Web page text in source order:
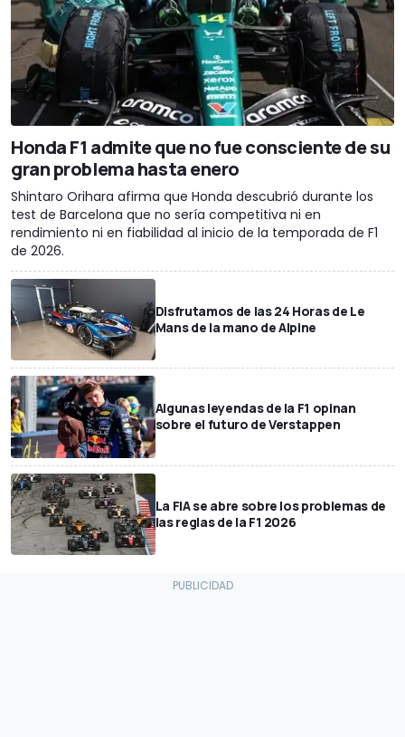
Honda F1 admite que no fue consciente de su
gran problema hasta enero
Shintaro Orihara afirma que Honda descubrió durante los
test de Barcelona que no sería competitiva ni en
rendimiento ni en fiabilidad al inicio de la temporada de F1
de 2026.
Disfrutamos de las 24 Horas de Le
Mans de la mano de Alpine
Algunas leyendas de la F1 opinan
sobre el futuro de Verstappen
La FIA se abre sobre los problemas de
las reglas de la F1 2026